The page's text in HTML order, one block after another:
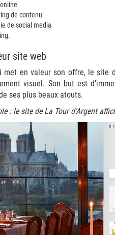
de contenu
de social media
site web
met en valeur son offre, le site
visuel. Son but est
ses plus beaux atouts.
: le site de La Tour d’Argent